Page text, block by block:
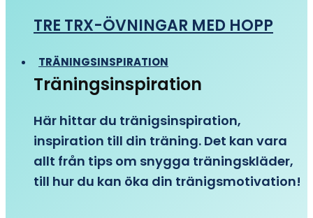
TRE TRX-ÖVNINGAR MED HOPP
TRÄNINGSINSPIRATION
Träningsinspiration
Här hittar du tränigsinspiration,
inspiration till din träning. Det kan vara
allt från tips om snygga träningskläder,
till hur du kan öka din tränigsmotivation!